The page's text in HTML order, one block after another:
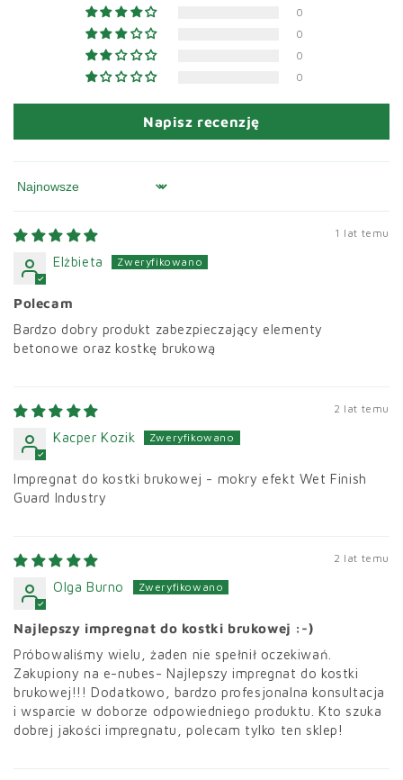
0
0
0
0
Napisz recenzję
Sort by
1 lat temu
Elżbieta
Polecam
Bardzo dobry produkt zabezpieczający elementy
betonowe oraz kostkę brukową
2 lat temu
Kacper Kozik
Impregnat do kostki brukowej - mokry efekt Wet Finish
Guard Industry
2 lat temu
Olga Burno
Najlepszy impregnat do kostki brukowej :-)
Próbowaliśmy wielu, żaden nie spełnił oczekiwań.
Zakupiony na e-nubes- Najlepszy impregnat do kostki
brukowej!!! Dodatkowo, bardzo profesjonalna konsultacja
i wsparcie w doborze odpowiedniego produktu. Kto szuka
dobrej jakości impregnatu, polecam tylko ten sklep!